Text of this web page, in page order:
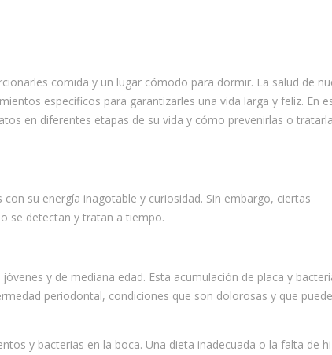
comida y un lugar cómodo para dormir. La salud de
específicos para garantizarles una vida larga y feliz. En
en diferentes etapas de su vida y cómo prevenirlas o
su energía inagotable y curiosidad. Sin embargo, ciertas
se detectan y tratan a tiempo.
y de mediana edad. Esta acumulación de placa y
periodontal, condiciones que son dolorosas y que
y bacterias en la boca. Una dieta inadecuada o la falta de